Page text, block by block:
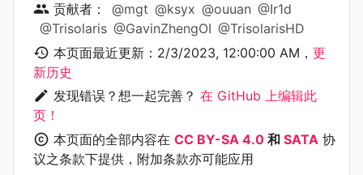
贡献者： @mgt @ksyx @ouuan @Ir1d
@Trisolaris @GavinZhengOI @TrisolarisHD
本页面最近更新： 2/3/2023, 12:00:00 AM ， 更
新历史
发现错误？想一起完善？ 在 GitHub 上编辑此
页！
本页面的全部内容在 CC BY-SA 4.0 和 SATA 协
议之条款下提供，附加条款亦可能应用